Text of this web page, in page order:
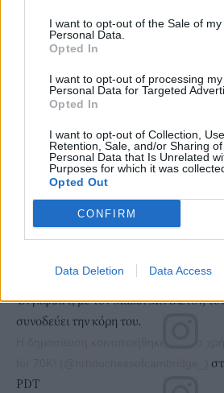
I want to opt-out of the Sale of my
Personal Data.
Opted In
I want to opt-out of processing my
Personal Data for Targeted
Opted In
I want to opt-out of Collection, Use,
Retention, Sale, and/or Sharing
Personal Data that Is Unrelated
Purposes for which it was
Opted Out
CONFIRM
Data Deletion Data Access
χώρα στις 20 Μαϊου, στην εκκλησία
Ένγκφιλντ, με τον Μάικλ Μίντλετον,
συνοδεύει την κόρη του.
PDT